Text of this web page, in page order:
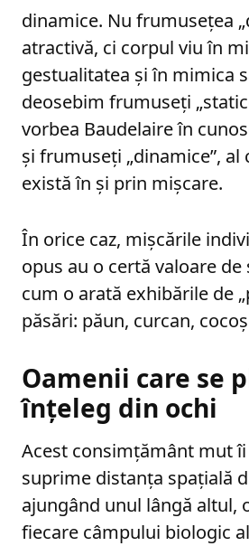
dinamice. Nu frumusețea
atractivă, ci corpul viu în
gestualitatea și în mimica
deosebim frumuseți
vorbea Baudelaire în
și frumuseți „dinamice”,
există în și prin mișcare.
În orice caz, mișcările
opus au o certă valoare
cum o arată exhibările de
păsări: păun, curcan,
Oamenii care se
înțeleg din ochi
Acest consimțământ mut îi
suprime distanța spațială
ajungând unul lângă altul,
fiecare câmpului biologic